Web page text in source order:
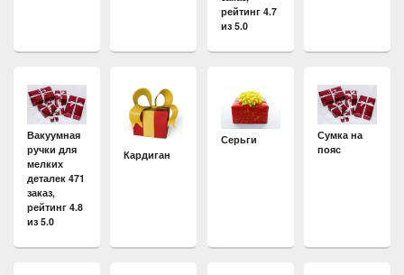
рейтинг 4.7
из 5.0
Вакуумная
ручки для
мелких
деталек 471
заказ,
рейтинг 4.8
из 5.0
Кардиган
Серьги
Сумка на
пояс